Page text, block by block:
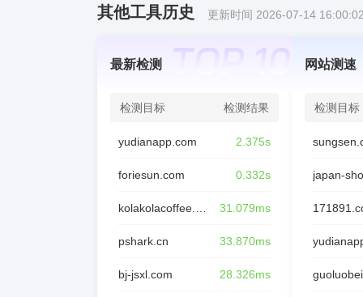
其他工具历史 更新时间 2026-07-14
最新检测
检测目标 检测结果
yudianapp.com 2.375s
foriesun.com 0.332s
31.079ms
pshark.cn 33.870ms
bj-jsxl.com 28.326ms
网站测速
检测目标
japan-